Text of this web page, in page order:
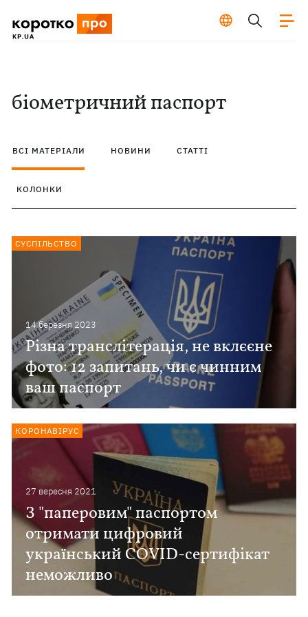
біометричний паспорт
ВСІ МАТЕРІАЛИ НОВИНИ СТАТТІ
КОЛОНКИ
14 березня 2023
Різна транслітерація, не вклєєне
фото: 12 запитань, чи є чинним
ваш паспорт
СУСПІЛЬСТВО
27 вересня 2021
З "паперовим" паспортом
отримати цифровий
український COVID-сертифікат
неможливо
КОРОНАВІРУС